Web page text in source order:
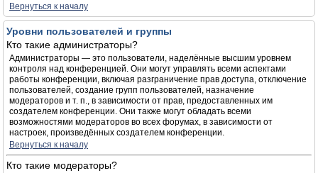
Вернуться к началу
Уровни пользователей и группы
Кто такие администраторы?
Администраторы — это пользователи, наделённые высшим уровнем
контроля над конференцией. Они могут управлять всеми аспектами
работы конференции, включая разграничение прав доступа, отключение
пользователей, создание групп пользователей, назначение
модераторов и т. п., в зависимости от прав, предоставленных им
создателем конференции. Они также могут обладать всеми
возможностями модераторов во всех форумах, в зависимости от
настроек, произведённых создателем конференции.
Вернуться к началу
Кто такие модераторы?